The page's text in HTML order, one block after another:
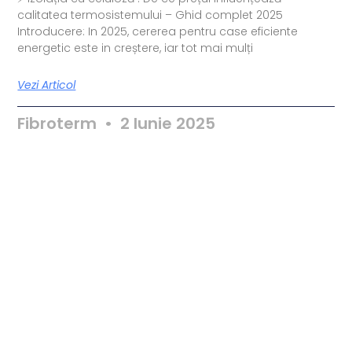
calitatea termosistemului – Ghid complet 2025
Introducere: In 2025, cererea pentru case eficiente
energetic este in creștere, iar tot mai mulți
Vezi Articol
Fibroterm 2 Iunie 2025